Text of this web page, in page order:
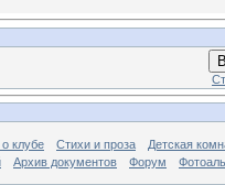
клубе Стихи и проза
Детская
Архив документов Форум